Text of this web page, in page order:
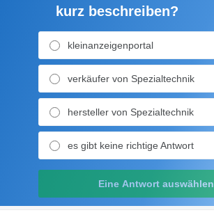
kurz beschreiben?
kleinanzeigenportal
verkäufer von Spezialtechnik
hersteller von Spezialtechnik
es gibt keine richtige Antwort
Eine Antwort auswählen